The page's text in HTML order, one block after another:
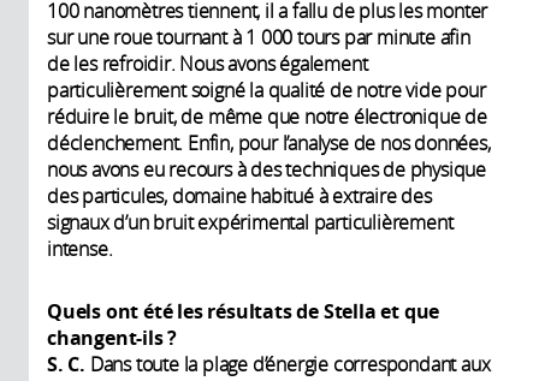
100 nanomètres tiennent, il a fallu de plus les monter
sur une roue tournant à 1 000 tours par minute afin
de les refroidir. Nous avons également
particulièrement soigné la qualité de notre vide pour
réduire le bruit, de même que notre électronique de
déclenchement. Enfin, pour l’analyse de nos données,
nous avons eu recours à des techniques de physique
des particules, domaine habitué à extraire des
signaux d’un bruit expérimental particulièrement
intense.
Quels ont été les résultats de Stella et que
changent-ils ?
S. C. Dans toute la plage d’énergie correspondant aux